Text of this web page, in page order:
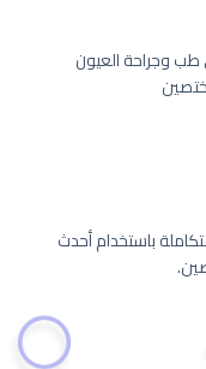
طب وجراحة العيون
باستخدام أحدث